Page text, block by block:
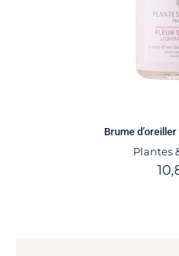
Brume
Plantes